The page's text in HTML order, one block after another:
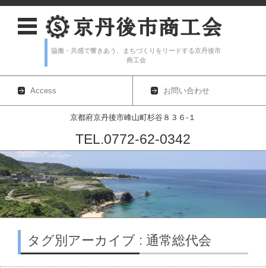
協働・共感で響きあう、まちづくりをリードする京丹後市
商工会
Access お問い合わせ
京都府京丹後市峰山町杉谷８３６-１
TEL.0772-62-0342
コンテンツに移動
タグ別アーカイブ : 通常総代会